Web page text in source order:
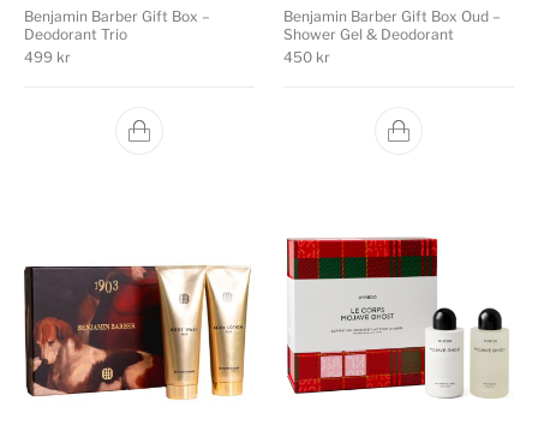
Benjamin Barber Gift Box –
Deodorant Trio
499 kr
Benjamin Barber Gift Box Oud –
Shower Gel & Deodorant
450 kr